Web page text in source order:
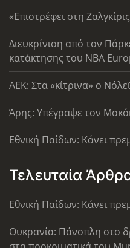
«Επιστρέφει στη
Διευκρίνιση από τον
κατάκτησης του ΝΒΑ
AEK: Στα «κίτρινα» ο Νόλεϊ
Άρης: Υπέγραψε τον
Εθνική Παίδων: Κάνει
Τελευταία
Εθνική Παίδων: Κάνει
Ουκρανία: Πάνοπλη στο